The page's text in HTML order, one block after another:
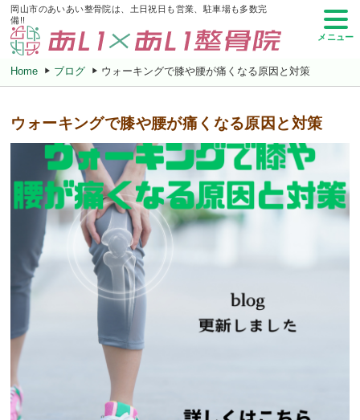
岡山市のあいあい整骨院は、土日祝日も営業、駐車場も多数完
備!!
メニュー
Home ブログ ウォーキングで膝や腰が痛くなる原因と対策
ウォーキングで膝や腰が痛くなる原因と対策